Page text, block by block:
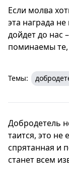
Если молва
эта награда
дойдет до нас
поминаемы те,
Темы:
Добродетель
таится, это не
спрятанная и
станет всем